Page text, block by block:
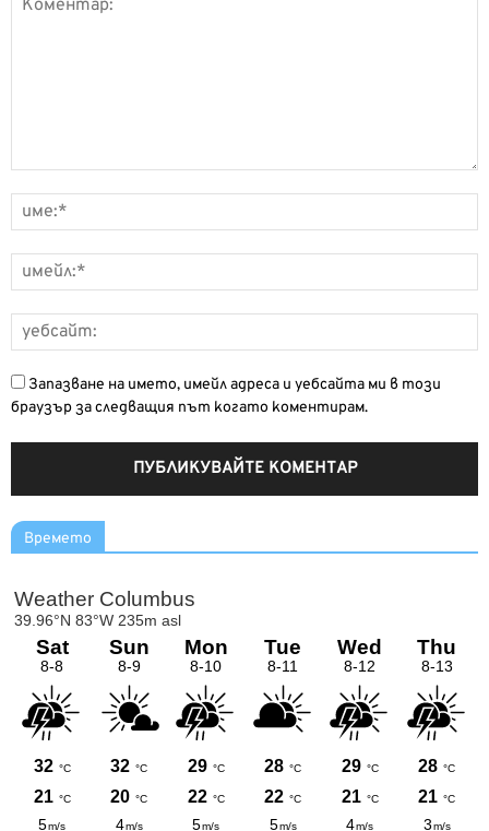
Запазване на името, имейл адреса и уебсайта ми в този
браузър за следващия път когато коментирам.
Времето